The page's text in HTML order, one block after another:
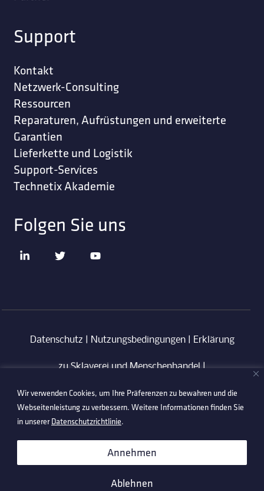
Wir verwenden Cookies, um Ihre Präferenzen zu bewahren und die
Webseitenleistung zu verbessern. Weitere Informationen finden Sie
in unsererDatenschutzrichtlinie.
Ablehnen
Annehmen
Support
Kontakt
Netzwerk-Consulting
Ressourcen
Reparaturen, Aufrüstungen und erweiterte
Garantien
Lieferkette und Logistik
Support-Services
Technetix Akademie
Folgen Sie uns
Datenschutz Nutzungsbedingungen| Erklärung
zu Sklaverei und Menschenhandel|
Verhaltenskodex für Lieferanten|Anti-
Korruptionsrichtlinie
©2026 Technetix. All Rights Reserved.